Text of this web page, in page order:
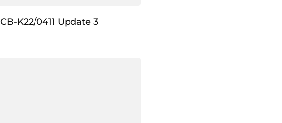
CB-K22/0411 Update 3